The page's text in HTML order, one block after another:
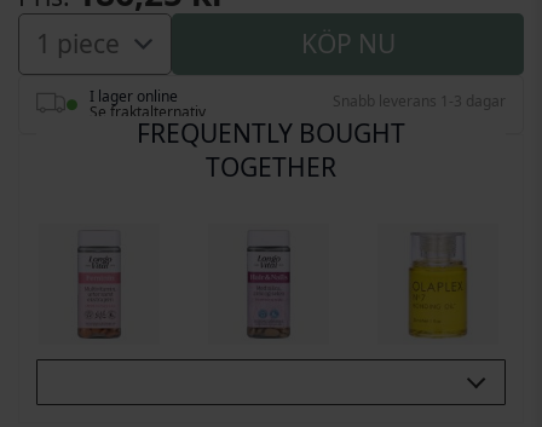
KÖP NU
I lager online
Se fraktalternativ
Snabb leverans 1-3 dagar
FREQUENTLY BOUGHT
TOGETHER